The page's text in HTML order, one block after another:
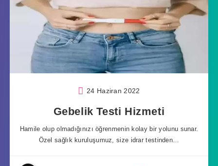
24 Haziran 2022
Gebelik Testi Hizmeti
Hamile olup olmadığınızı öğrenmenin kolay bir yolunu sunar.
Özel sağlık kuruluşumuz, size idrar testinden…